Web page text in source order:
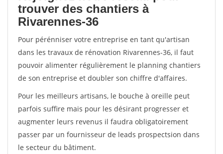
trouver des chantiers à
Rivarennes-36
Pour pérénniser votre entreprise en tant qu'artisan
dans les travaux de rénovation Rivarennes-36, il faut
pouvoir alimenter régulièrement le planning chantiers
de son entreprise et doubler son chiffre d'affaires.
Pour les meilleurs artisans, le bouche à oreille peut
parfois suffire mais pour les désirant progresser et
augmenter leurs revenus il faudra obligatoirement
passer par un fournisseur de leads prospectsion dans
le secteur du bâtiment.